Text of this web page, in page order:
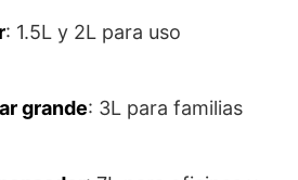
: 1.5L y 2L para uso
grande: 3L para familias